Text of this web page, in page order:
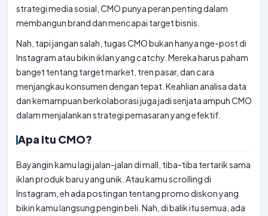
strategi media sosial, CMO punya peran penting dalam
membangun brand dan mencapai target bisnis.
Nah, tapi jangan salah, tugas CMO bukan hanya nge-post di
Instagram atau bikin iklan yang catchy. Mereka harus paham
banget tentang target market, tren pasar, dan cara
menjangkau konsumen dengan tepat. Keahlian analisa data
dan kemampuan berkolaborasi juga jadi senjata ampuh CMO
dalam menjalankan strategi pemasaran yang efektif.
Apa Itu CMO?
Bayangin kamu lagi jalan-jalan di mall, tiba-tiba tertarik sama
iklan produk baru yang unik. Atau kamu scrolling di
Instagram, eh ada postingan tentang promo diskon yang
bikin kamu langsung pengin beli. Nah, di balik itu semua, ada